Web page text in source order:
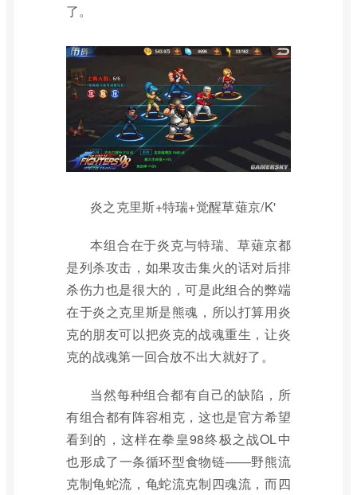
了。
炎之克里斯+特瑞+觉醒草薙京/K'
本组合在于炎克与特瑞、草薙京都
是列杀攻击，如果攻击集火的话对后排
杀伤力也是很大的，可是此组合的弊端
在于炎之克里斯是熊魂，所以打算用炎
克的朋友可以把炎克的战魂重生，让炎
克的战魂第一回合放不出大就好了。
当然每种组合都有自己的缺陷，所
有组合都有阵容相克，这也是官方希望
看到的，这样在拳皇98终极之战OL中
也形成了一条循环型食物链——野熊流
克制龟蛇流，龟蛇流克制四魂流，而四